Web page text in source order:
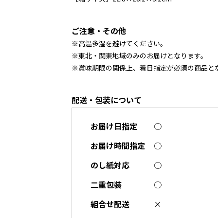
ご注意・その他
※高温多湿を避けてください。
※東北・関東地域のみのお届けとなります。
※賞味期限の関係上、着日指定が必須の商品と
配送・包装について
お届け日指定
○
お届け時間指定
○
のし紙対応
○
二重包装
○
組合せ配送
×